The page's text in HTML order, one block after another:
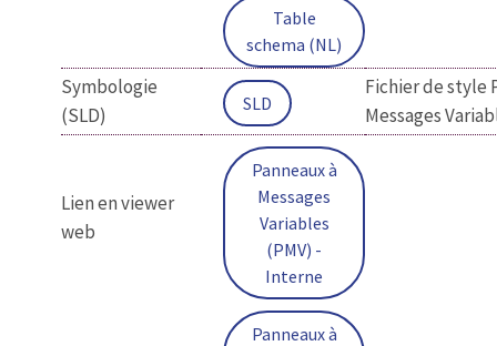
Table
schema (NL)
Symbologie
(SLD)
SLD
Fichier de style
Messages
Lien en viewer
web
Panneaux à
Messages
Variables
(PMV) -
Interne
Panneaux à